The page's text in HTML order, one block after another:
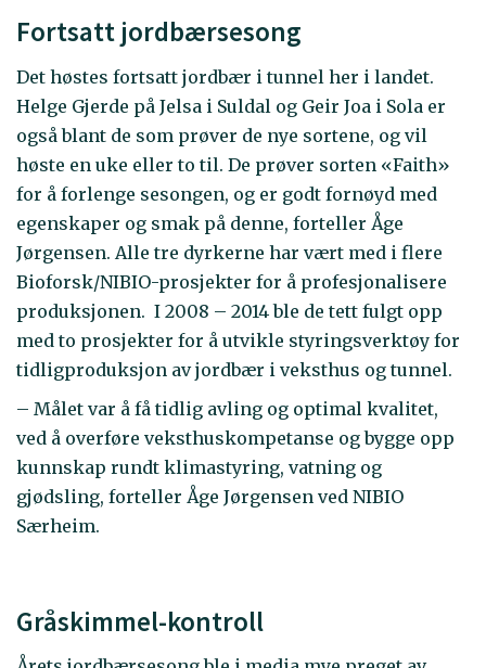
Fortsatt jordbærsesong
Det høstes fortsatt jordbær i tunnel her i landet.
Helge Gjerde på Jelsa i Suldal og Geir Joa i Sola er
også blant de som prøver de nye sortene, og vil
høste en uke eller to til. De prøver sorten «Faith»
for å forlenge sesongen, og er godt fornøyd med
egenskaper og smak på denne, forteller Åge
Jørgensen. Alle tre dyrkerne har vært med i flere
Bioforsk/NIBIO-prosjekter for å profesjonalisere
produksjonen. I 2008 – 2014 ble de tett fulgt opp
med to prosjekter for å utvikle styringsverktøy for
tidligproduksjon av jordbær i veksthus og tunnel.
– Målet var å få tidlig avling og optimal kvalitet,
ved å overføre veksthuskompetanse og bygge opp
kunnskap rundt klimastyring, vatning og
gjødsling, forteller Åge Jørgensen ved NIBIO
Særheim.
Gråskimmel-kontroll